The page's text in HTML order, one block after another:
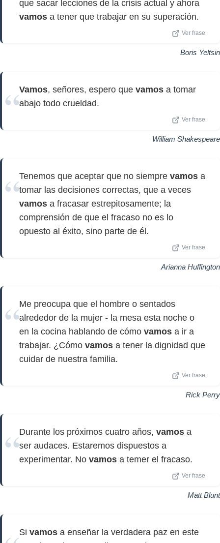
que sacar lecciones de la crisis actual y ahora
vamos a tener que trabajar en su superación.
Ver frase
Boris Yeltsin
Vamos, señores, espero que vamos a tomar
abajo todo crueldad.
Ver frase
William Shakespeare
Tenemos que aceptar que no siempre vamos a
tomar las decisiones correctas, que a veces
vamos a fracasar estrepitosamente; la
comprensión de que el fracaso no es lo
opuesto al éxito, sino parte de él.
Ver frase
Arianna Huffington
Me preocupa que el hombre o sentados
alrededor de la mujer - la mesa esta noche o
en la cocina hablando de cómo vamos a ir a
trabajar. ¿Cómo vamos a tener la dignidad que
cuidar de nuestra familia.
Ver frase
Rick Perry
Durante los próximos cuatro años, vamos a
ser audaces. Estaremos dispuestos a
experimentar. No vamos a temer el fracaso.
Ver frase
Matt Blunt
Si vamos a enseñar la verdadera paz en este